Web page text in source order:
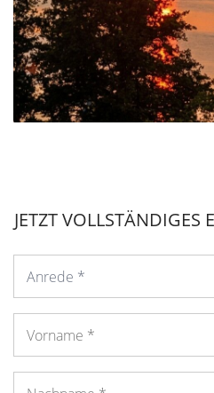
JETZT VOLLSTÄNDIGES